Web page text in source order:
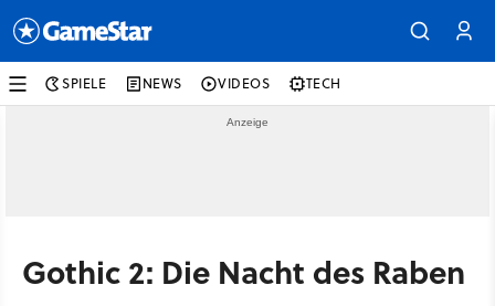
SPIELE NEWS VIDEOS TECH
Gothic 2: Die Nacht des Raben